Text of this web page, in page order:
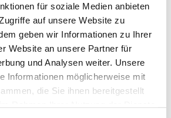
für soziale Medien anbieten
auf unsere Website zu
geben wir Informationen zu Ihrer
Website an unsere Partner für
und Analysen weiter. Unsere
Informationen möglicherweise mit
die Sie ihnen bereitgestellt